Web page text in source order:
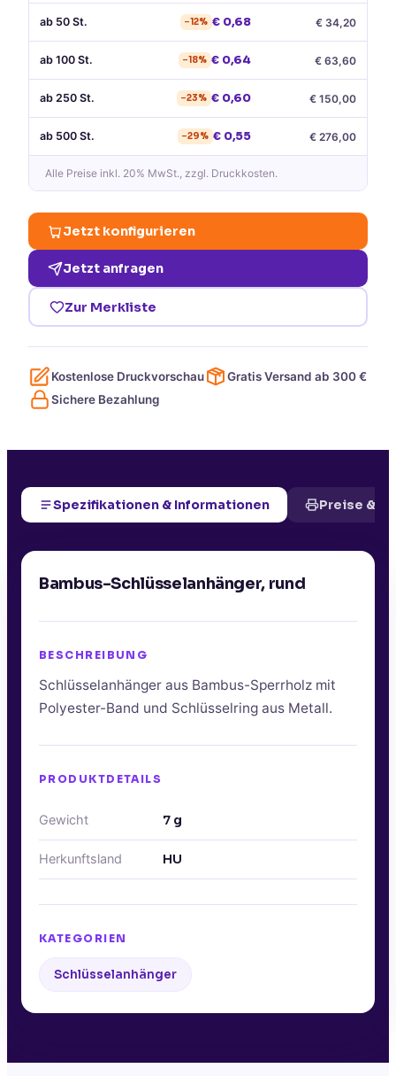
ab 50 St. −12% € 0,68 € 34,20
ab 100 St. −18% € 0,64 € 63,60
ab 250 St. −23% € 0,60 € 150,00
ab 500 St. −29% € 0,55 € 276,00
Alle Preise inkl. 20% MwSt., zzgl. Druckkosten.
Jetzt konfigurieren
Jetzt anfragen
Zur Merkliste
Kostenlose Druckvorschau Gratis Versand ab 300€
Sichere Bezahlung
Spezifikationen & Informationen Preise &
Bambus-Schlüsselanhänger, rund
BESCHREIBUNG
Schlüsselanhänger aus Bambus-Sperrholz mit
Polyester-Band und Schlüsselring aus Metall.
PRODUKTDETAILS
Gewicht 7 g
Herkunftsland HU
KATEGORIEN
Schlüsselanhänger